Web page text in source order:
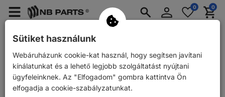
Menü
Autó pótkocsi pótalkatrészek
Bejelentkezés
Merkzettel
aufklappen
0 0
Vissza Személyautó-alkatrészek AUTOFREN SEINSA Hátsó
Sütiket használunk
Webáruházunk cookie-kat használ, hogy segítsen javítani
kínálatunkat és a lehető legjobb szolgáltatást nyújtani
ügyfeleinknek. Az "Elfogadom" gombra kattintva Ön
elfogadja a cookie-szabályzatunkat.